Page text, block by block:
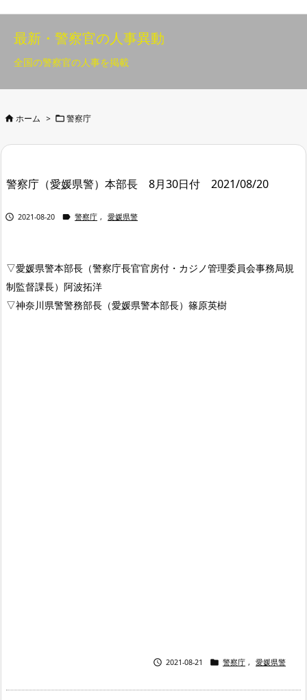
最新・警察官の人事異動
全国の警察官の人事を掲載
 ホーム >  警察庁
警察庁（愛媛県警）本部長 8月30日付 2021/08/20
 2021-08-20  警察庁 , 愛媛県警
▽愛媛県警本部長（警察庁長官官房付・カジノ管理委員会事務局規
制監督課長）阿波拓洋
▽神奈川県警警務部長（愛媛県警本部長）篠原英樹
 2021-08-21  警察庁 , 愛媛県警